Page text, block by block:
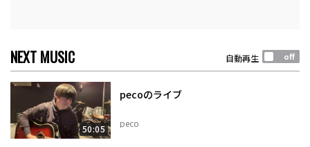
NEXT MUSIC 自動再生
50:05
pecoのライブ
peco